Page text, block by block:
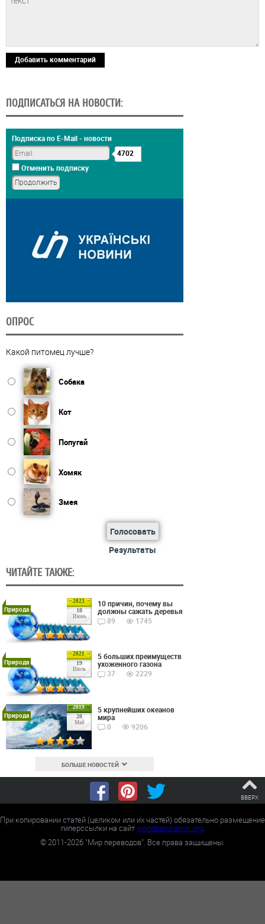
Добавить комментарий
ПОДПИСАТЬСЯ НА НОВОСТИ:
Подписка по E-Mail - новости
4702
Отменить подписку
ОПРОС
Какой питомец лучше?
Собака
Кот
Попугай
Хомяк
Змея
Голосовать
Результаты
ЧИТАЙТЕ ТАКЖЕ:
2023
18
Июнь
Природа
10 причин, почему вы
должны сажать деревья
89
1745
2021
19
Июль
Природа
5 больших преимуществ
ухоженного газона
37
2229
2019
28
Май
Природа
5 крупнейших океанов
мира
0
9206
БОЛЬШЕ НОВОСТЕЙ
ВВЕРХ
При копировании статей (целиком или их частей) обязательно размещение
гиперссылки на сайтworldtranslation.org.
©2011-2026 "Мир переводов". Все права защищены.